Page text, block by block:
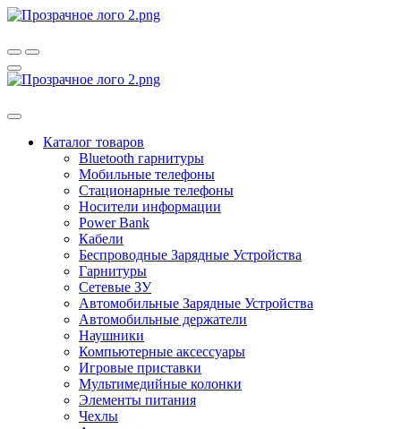
Каталог товаров
Bluetooth гарнитуры
Мобильные телефоны
Стационарные телефоны
Носители информации
Power Bank
Кабели
Беспроводные Зарядные Устройства
Гарнитуры
Сетевые ЗУ
Автомобильные Зарядные Устройства
Автомобильные держатели
Наушники
Компьютерные аксессуары
Игровые приставки
Мультимедийные колонки
Элементы питания
Чехлы